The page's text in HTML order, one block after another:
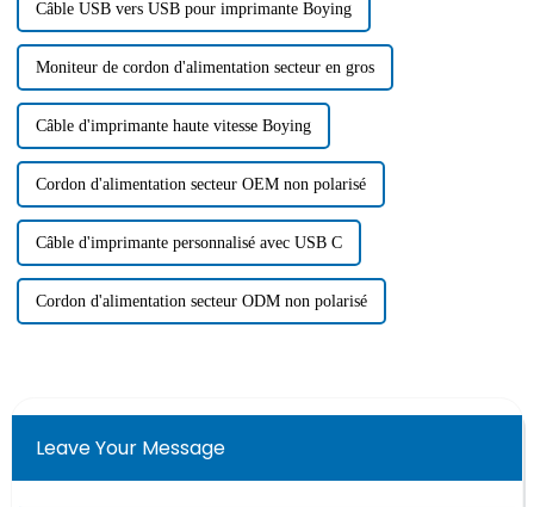
Câble USB vers USB pour imprimante Boying
Moniteur de cordon d'alimentation secteur en gros
Câble d'imprimante haute vitesse Boying
Cordon d'alimentation secteur OEM non polarisé
Câble d'imprimante personnalisé avec USB C
Cordon d'alimentation secteur ODM non polarisé
Leave Your Message